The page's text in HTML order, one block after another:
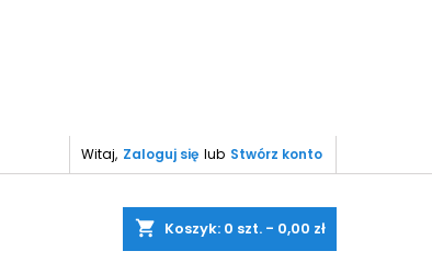
Witaj, Zaloguj się lub Stwórz konto
shopping_cart Koszyk: 0 szt. - 0,00 zł